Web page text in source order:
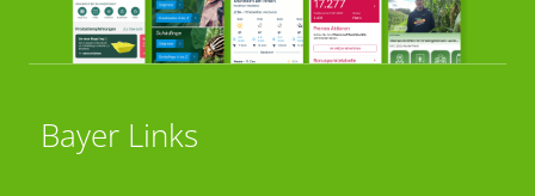
Bayer Links